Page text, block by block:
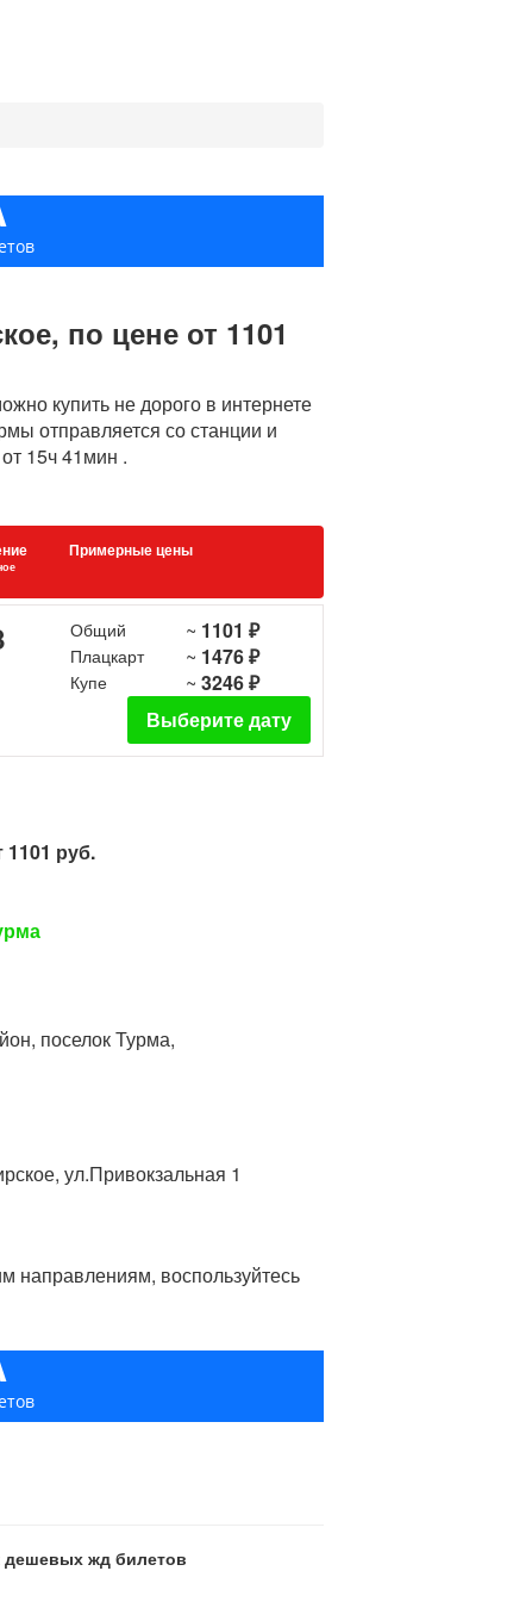
по цене от 1101
купить не дорого в интернете
отправляется со станции и
15ч 41мин .
Примерные цены
Общий ~ 1101 ₽
Плацкарт ~ 1476 ₽
Купе ~ 3246 ₽
Выберите дату
руб.
поселок Турма,
ул.Привокзальная 1
направлениям, воспользуйтесь
дешевых жд билетов